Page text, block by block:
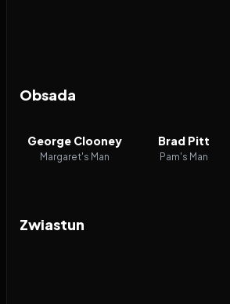
Obsada
George Clooney
Margaret's Man
Brad Pitt
Pam's Man
Zwiastun